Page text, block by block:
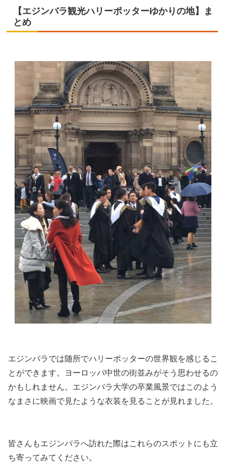
【エジンバラ観光ハリーポッターゆかりの地】ま
とめ
エジンバラでは随所でハリーポッターの世界観を感じるこ
とができます。ヨーロッパ中世の街並みがそう思わせるの
かもしれません。エジンバラ大学の卒業風景ではこのよう
なまさに映画で見たような衣装を見ることが見れました。
皆さんもエジンバラへ訪れた際はこれらのスポットにも立
ち寄ってみてください。